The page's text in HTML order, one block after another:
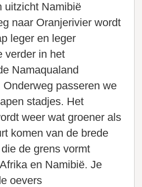
uitzicht Namibië
naar Oranjerivier wordt
leger en leger
verder in het
Namaqualand
Onderweg passeren we
stadjes. Het
weer wat groener als
komen van de brede
de grens vormt
en Namibië. Je
oevers